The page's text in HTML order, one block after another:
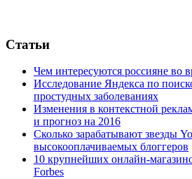
Статьи
Чем интересуются россияне во
Исследование Яндекса по
простудных заболеваниях
Изменения в контекстной
и прогноз на 2016
Сколько зарабатывают звезды
высокооплачиваемых блоггеров
10 крупнейших онлайн-
Forbes